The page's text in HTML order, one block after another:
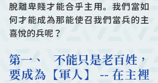
脫離卑賤才能合乎主用。我們當如
何才能成為那能使召我們當兵的主
喜悅的兵呢？
第一、   不能只是老百姓，
要成為【軍人】 -- 在主裡